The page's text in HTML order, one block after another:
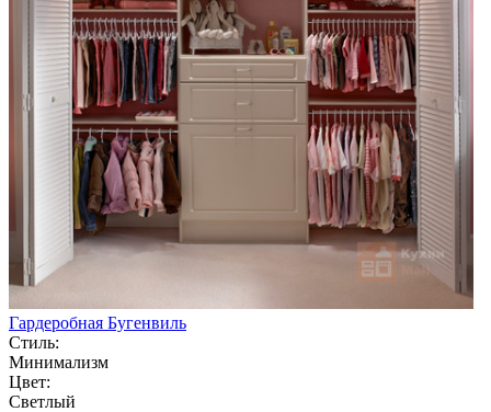
Гардеробная Бугенвиль
Стиль:
Минимализм
Цвет:
Светлый